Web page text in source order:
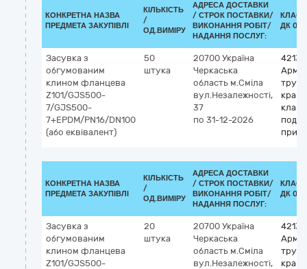
КОНКРЕТНА НАЗВА
ПРЕДМЕТА ЗАКУПІВЛІ
КІЛЬКІСТЬ
/
ОД.ВИМІРУ
АДРЕСА ДОСТАВКИ
/ СТРОК ПОСТАВКИ/
ВИКОНАННЯ РОБІТ/
НАДАННЯ ПОСЛУГ:
ДК
Засувка з
обгумованим
клином фланцева
Z101/GJS500-
7/GJS500-
7+EPDM/PN16/DN100
(або еквівалент)
50
штука
20700 Україна
Черкаська
область м.Сміла
вул.Незалежності,
37
по 31-12-2026
КОНКРЕТНА НАЗВА
ПРЕДМЕТА ЗАКУПІВЛІ
КІЛЬКІСТЬ
/
ОД.ВИМІРУ
АДРЕСА ДОСТАВКИ
/ СТРОК ПОСТАВКИ/
ВИКОНАННЯ РОБІТ/
НАДАННЯ ПОСЛУГ:
ДК
Засувка з
обгумованим
клином фланцева
Z101/GJS500-
20
штука
20700 Україна
Черкаська
область м.Сміла
вул.Незалежності,